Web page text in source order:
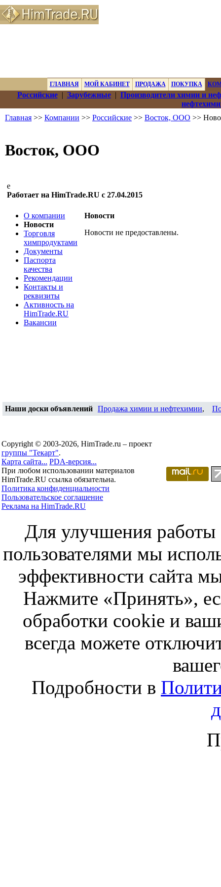
ГЛАВНАЯ МОЙ КАБИНЕТ ПРОДАЖА ПОКУПКА
Российские| Зарубежные| Производители химии и
Главная >> Компании >> Российские >> Восток, ООО >>
Восток, ООО
е
Работает на HimTrade.RU с 27.04.2015
О компании
Новости
Торговля
химпродуктами
Документы
Паспорта
качества
Рекомендации
Контакты и
реквизиты
Активность на
HimTrade.RU
Вакансии
Новости
Новости не предоставлены.
Наши доски объявлений Продажа химии и нефтехимии,
Copyright © 2003-2026, HimTrade.ru – проект
группы "Текарт".
Карта сайта... PDA-версия...
При любом использовании материалов
HimTrade.RU ссылка обязательна.
Политика конфиденциальности
Пользовательское соглашение
Реклама на HimTrade.RU
Для улучшения работы
пользователями мы
эффективности сайта
Нажмите «Принять»,
обработки cookie и
всегда можете
Подробности в